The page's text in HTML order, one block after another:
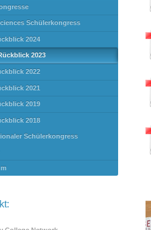
Schülerkongress
2024
2023
2022
2021
2019
2018
Schülerkongress